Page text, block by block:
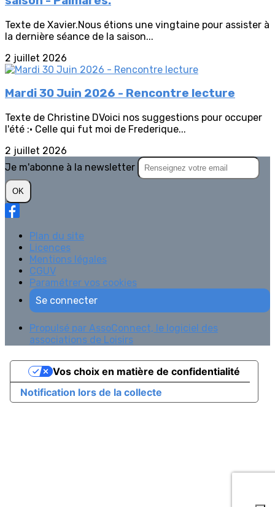
Texte de Xavier.Nous étions une vingtaine pour assister à
la dernière séance de la saison...
2 juillet 2026
Mardi 30 Juin 2026 - Rencontre lecture
Texte de Christine DVoici nos suggestions pour occuper
l'été :• Celle qui fut moi de Frederique...
2 juillet 2026
Je m'abonne à la newsletter
OK
Plan du site
Licences
Mentions légales
CGUV
Paramétrer vos cookies
Se connecter
Propulsé par AssoConnect, le logiciel des
associations de Loisirs
Notification lors de la collecte
Vos choix en matière de confidentialité